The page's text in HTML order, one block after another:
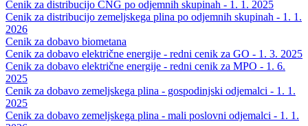
Cenik za distribucijo CNG po odjemnih skupinah - 1. 1. 2025
Cenik za distribucijo zemeljskega plina po odjemnih skupinah - 1. 1.
2026
Cenik za dobavo biometana
Cenik za dobavo električne energije - redni cenik za GO - 1. 3. 2025
Cenik za dobavo električne energije - redni cenik za MPO - 1. 6.
2025
Cenik za dobavo zemeljskega plina - gospodinjski odjemalci - 1. 1.
2025
Cenik za dobavo zemeljskega plina - mali poslovni odjemalci - 1. 1.